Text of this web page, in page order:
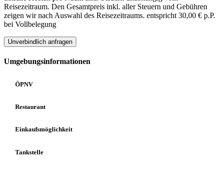
Reisezeitraum. Den Gesamtpreis inkl. aller Steuern und Gebühren
zeigen wir nach Auswahl des Reisezeitraums. entspricht 30,00 € p.P.
bei Vollbelegung
Unverbindlich anfragen
Umgebungsinformationen
ÖPNV
Restaurant
Einkaufsmöglichkeit
Tankstelle